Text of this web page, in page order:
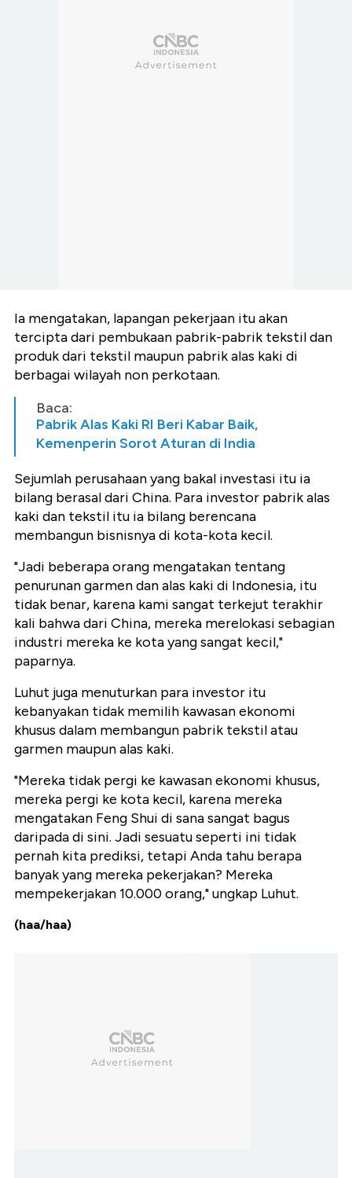
Ia mengatakan, lapangan pekerjaan itu akan
tercipta dari pembukaan pabrik-pabrik tekstil dan
produk dari tekstil maupun pabrik alas kaki di
berbagai wilayah non perkotaan.
Baca:
Pabrik Alas Kaki RI Beri Kabar Baik,
Kemenperin Sorot Aturan di India
Sejumlah perusahaan yang bakal investasi itu ia
bilang berasal dari China. Para investor pabrik alas
kaki dan tekstil itu ia bilang berencana
membangun bisnisnya di kota-kota kecil.
"Jadi beberapa orang mengatakan tentang
penurunan garmen dan alas kaki di Indonesia, itu
tidak benar, karena kami sangat terkejut terakhir
kali bahwa dari China, mereka merelokasi sebagian
industri mereka ke kota yang sangat kecil,"
paparnya.
Luhut juga menuturkan para investor itu
kebanyakan tidak memilih kawasan ekonomi
khusus dalam membangun pabrik tekstil atau
garmen maupun alas kaki.
"Mereka tidak pergi ke kawasan ekonomi khusus,
mereka pergi ke kota kecil, karena mereka
mengatakan Feng Shui di sana sangat bagus
daripada di sini. Jadi sesuatu seperti ini tidak
pernah kita prediksi, tetapi Anda tahu berapa
banyak yang mereka pekerjakan? Mereka
mempekerjakan 10.000 orang," ungkap Luhut.
(haa/haa)